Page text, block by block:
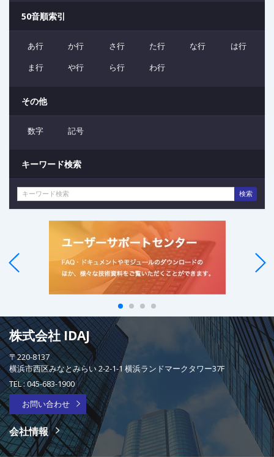
50音順索引
あ行 か行 さ行 た行 な行
は行
ま行
や行 ら行 わ行
その他
数字 記号
キーワード検索
検索
株式会社 IDAJ
〒220-8137
横浜市西区みなとみらい 2-2-1-1 横浜ランドマークタワー37F
TEL :045-683-1900
お問い合わせ
会社情報